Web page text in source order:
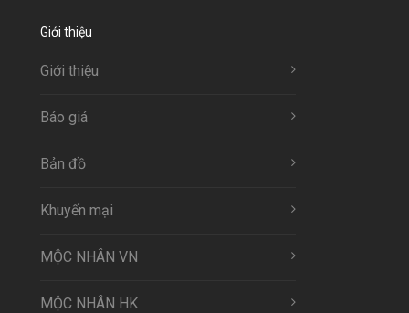
Giới thiệu
Giới thiệu
Báo giá
Bản đồ
Khuyến mại
MỘC NHÂN VN
MỘC NHÂN HK